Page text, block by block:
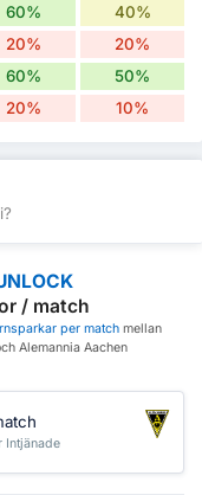
60% 40%
20% 20%
60% 50%
20% 10%
/ match
per match mellan
Alemannia Aachen
Intjänade